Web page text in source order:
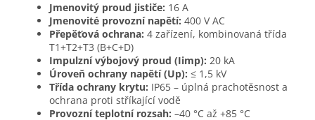
Jmenovitý proud jističe: 16 A
Jmenovité provozní napětí: 400 V AC
Přepěťová ochrana: 4 zařízení, kombinovaná třída
T1+T2+T3 (B+C+D)
Impulzní výbojový proud (Iimp): 20 kA
Úroveň ochrany napětí (Up): ≤ 1,5 kV
Třída ochrany krytu: IP65 – úplná prachotěsnost a
ochrana proti stříkající vodě
Provozní teplotní rozsah: –40 °C až +85 °C